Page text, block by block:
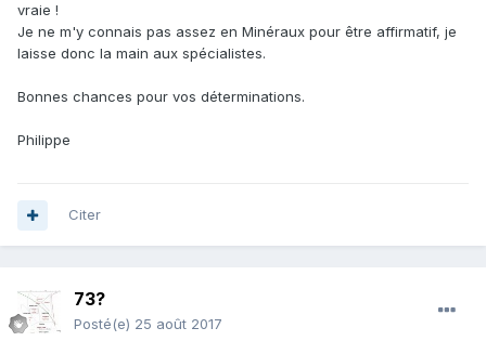
vraie !
Je ne m'y connais pas assez en Minéraux pour être affirmatif, je
laisse donc la main aux spécialistes.
Bonnes chances pour vos déterminations.
Philippe
Citer
73?
Posté(e) 25 août 2017